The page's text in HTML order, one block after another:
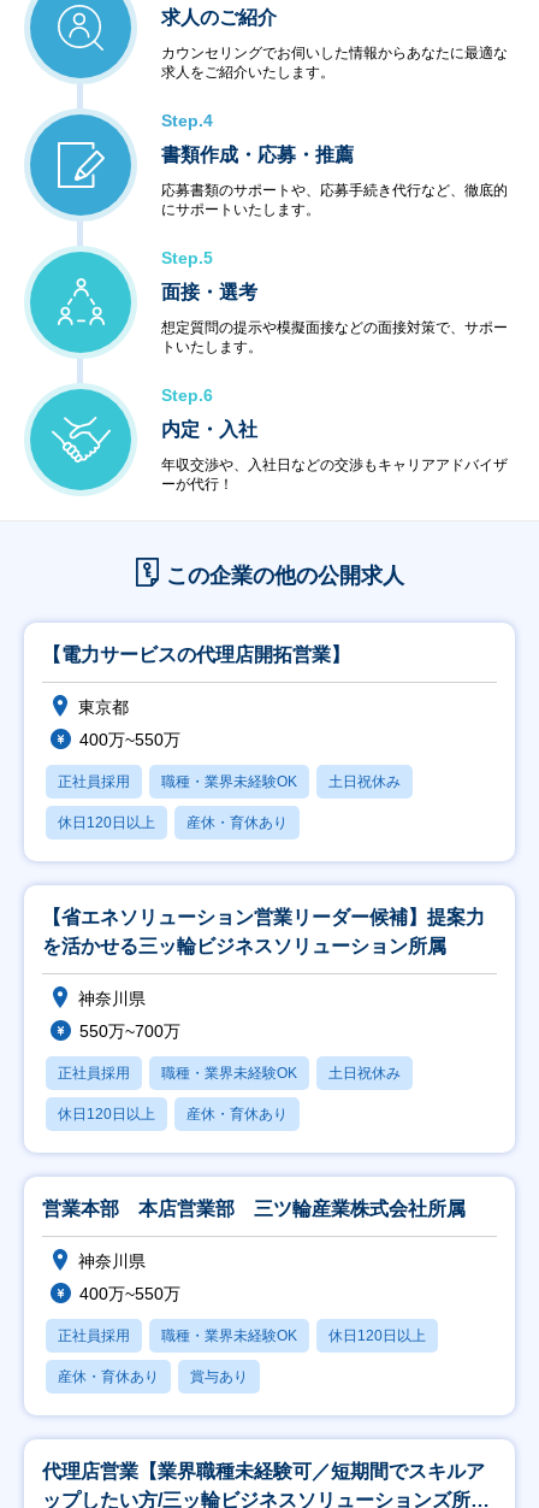
求人のご紹介
カウンセリングでお伺いした情報からあなたに最適な
求人をご紹介いたします。
Step.4
書類作成・応募・推薦
応募書類のサポートや、応募手続き代行など、徹底的
にサポートいたします。
Step.5
面接・選考
想定質問の提示や模擬面接などの面接対策で、サポー
トいたします。
Step.6
内定・入社
年収交渉や、入社日などの交渉もキャリアアドバイザ
ーが代行！
この企業の他の公開求人
【電力サービスの代理店開拓営業】
東京都
400万~550万
正社員採用 職種・業界未経験OK 土日祝休み
休日120日以上 産休・育休あり
【省エネソリューション営業リーダー候補】提案力
を活かせる三ッ輪ビジネスソリューション所属
神奈川県
550万~700万
正社員採用 職種・業界未経験OK 土日祝休み
休日120日以上 産休・育休あり
営業本部 本店営業部 三ツ輪産業株式会社所属
神奈川県
400万~550万
正社員採用 職種・業界未経験OK 休日120日以上
産休・育休あり 賞与あり
代理店営業【業界職種未経験可／短期間でスキルア
ップしたい方/三ッ輪ビジネスソリューションズ所